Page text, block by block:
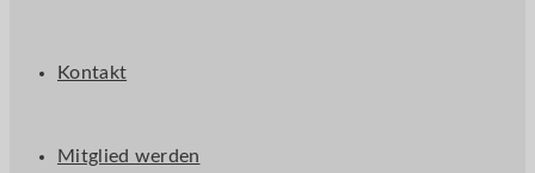
Kontakt
Mitglied werden